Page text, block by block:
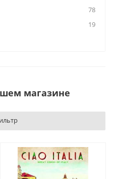
78
19
магазине